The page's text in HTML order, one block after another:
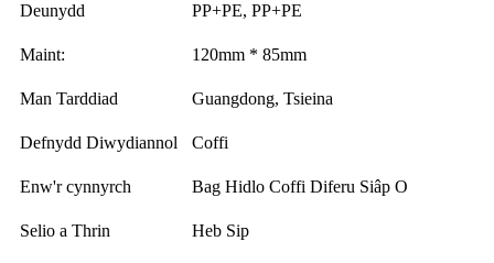
Deunydd PP+PE, PP+PE
Maint: 120mm * 85mm
Man Tarddiad Guangdong, Tsieina
Defnydd Diwydiannol Coffi
Enw'r cynnyrch Bag Hidlo Coffi Diferu Siâp O
Selio a Thrin Heb Sip